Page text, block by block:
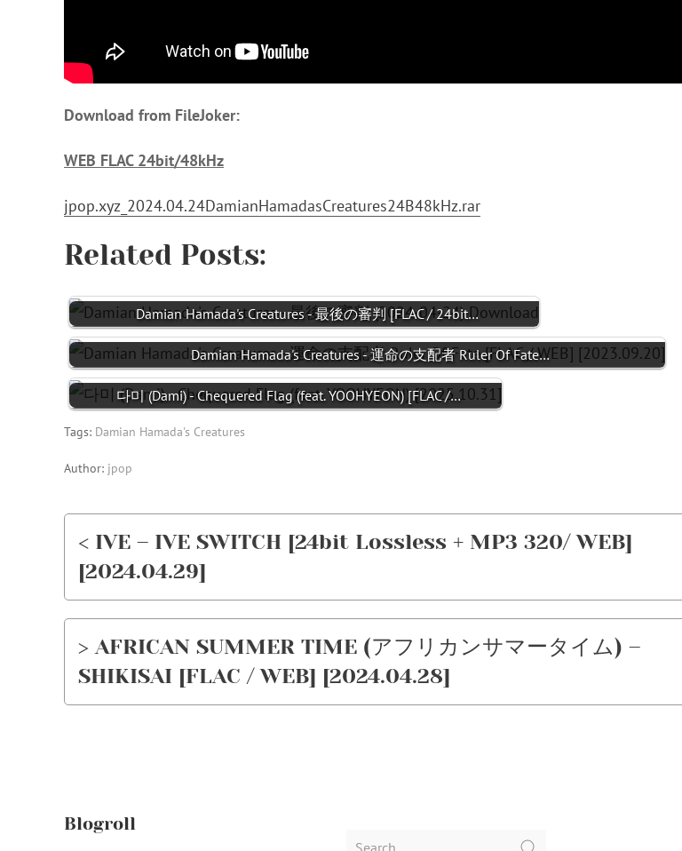
Download from FileJoker:
WEB FLAC 24bit/48kHz
jpop.xyz_2024.04.24DamianHamadasCreatures24B48kHz.rar
Related Posts:
Damian Hamada's Creatures - 最後の審判 [FLAC / 24bit…
Damian Hamada's Creatures - 運命の支配者 Ruler Of Fate…
다미 (Dami) - Chequered Flag (feat. YOOHYEON) [FLAC /…
Tags: Damian Hamada's Creatures
Author: jpop
< IVE – IVE SWITCH [24bit Lossless + MP3 320/ WEB]
[2024.04.29]
> AFRICAN SUMMER TIME (アフリカンサマータイム) –
SHIKISAI [FLAC / WEB] [2024.04.28]
Blogroll
Search